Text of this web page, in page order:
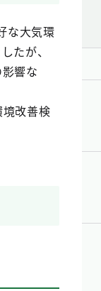
な大気環
たが、
響な
改善検